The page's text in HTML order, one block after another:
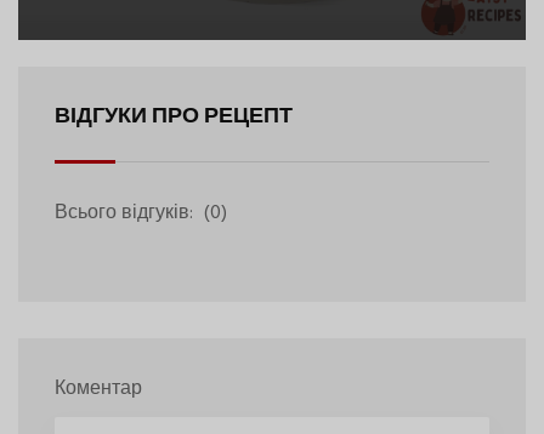
ВІДГУКИ ПРО РЕЦЕПТ
Всього відгуків: (0)
Коментар